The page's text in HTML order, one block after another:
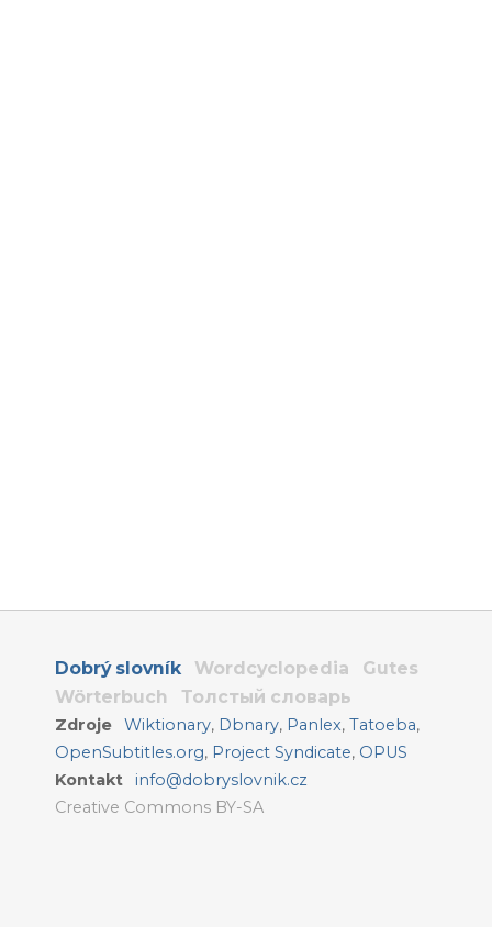
Dobrý slovník Wordcyclopedia
Gutes
Wörterbuch
Толстый словарь
Zdroje Wiktionary, Dbnary, Panlex,Tatoeba,
OpenSubtitles.org, Project Syndicate, OPUS
Kontakt
info@dobryslovnik.cz
Creative Commons BY-SA